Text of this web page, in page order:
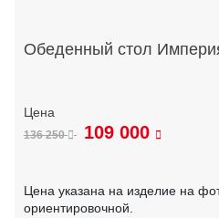
Обеденный стол
136 250 109 000
Цена указана на изделие на
ориентировочной.